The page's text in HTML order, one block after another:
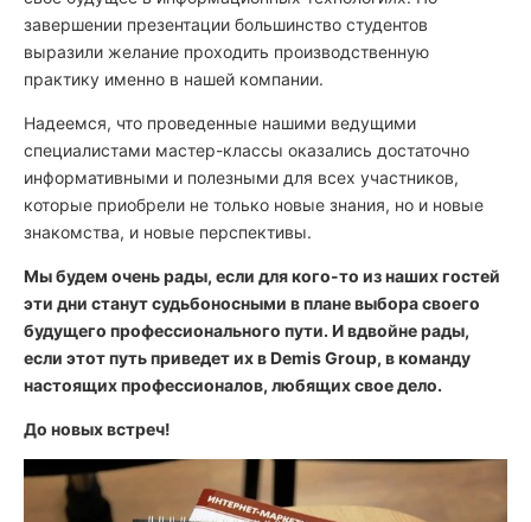
завершении презентации большинство студентов
выразили желание проходить производственную
практику именно в нашей компании.
Надеемся, что проведенные нашими ведущими
специалистами мастер-классы оказались достаточно
информативными и полезными для всех участников,
которые приобрели не только новые знания, но и новые
знакомства, и новые перспективы.
Мы будем очень рады, если для кого-то из наших гостей
эти дни станут судьбоносными в плане выбора своего
будущего профессионального пути. И вдвойне рады,
если этот путь приведет их в Demis Group, в команду
настоящих профессионалов, любящих свое дело.
До новых встреч!